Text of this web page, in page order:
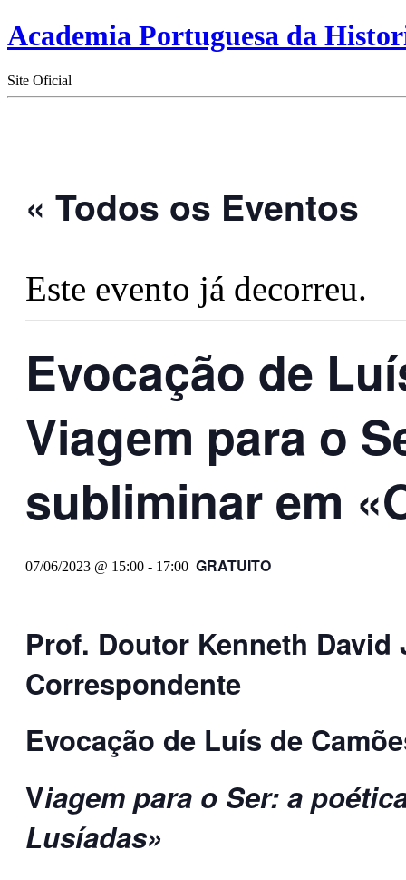
Academia Portuguesa da
Site Oficial
« Todos os Eventos
Este evento já decorreu.
Evocação de
Viagem para o
subliminar em
07/06/2023 @ 15:00 - 17:00 GRATUITO
Prof. Doutor Kenneth
Correspondente
Evocação de Luís de
Viagem para o Ser: a
Lusíadas»